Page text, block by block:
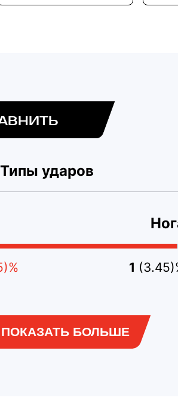
Типы ударов
1
ПОКАЗАТЬ БОЛЬШЕ